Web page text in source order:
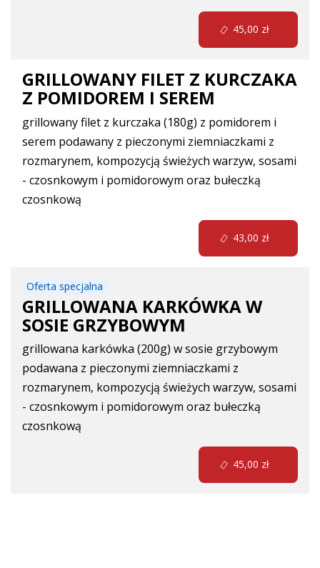
GRILLOWANY FILET Z KURCZAKA
Z POMIDOREM I SEREM
grillowany filet z kurczaka (180g) z pomidorem i
serem podawany z pieczonymi ziemniaczkami z
rozmarynem, kompozycją świeżych warzyw, sosami
- czosnkowym i pomidorowym oraz bułeczką
czosnkową
Oferta specjalna
GRILLOWANA KARKÓWKA W
SOSIE GRZYBOWYM
grillowana karkówka (200g) w sosie grzybowym
podawana z pieczonymi ziemniaczkami z
rozmarynem, kompozycją świeżych warzyw, sosami
- czosnkowym i pomidorowym oraz bułeczką
czosnkową